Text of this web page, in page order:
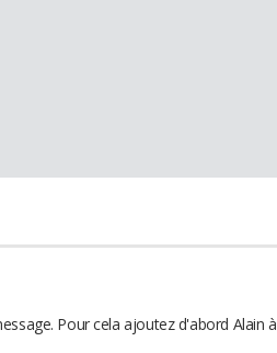
Pour cela ajoutez d'abord Alain à